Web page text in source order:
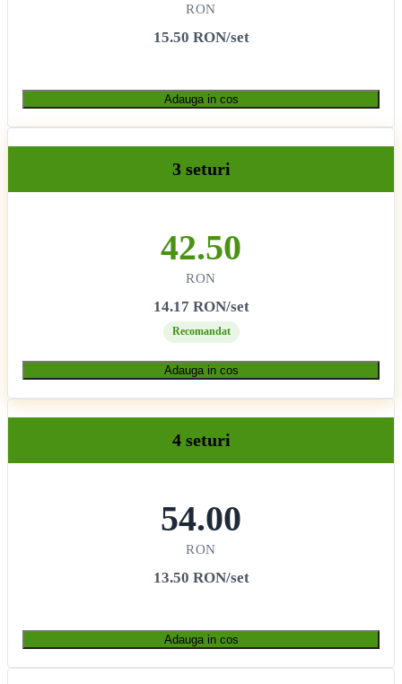
RON
15.50 RON/set
Adauga in cos
3 seturi
42.50
RON
14.17 RON/set
Recomandat
Adauga in cos
4 seturi
54.00
RON
13.50 RON/set
Adauga in cos